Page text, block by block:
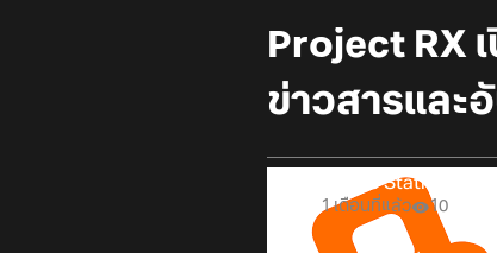
Project RX
ข่าวสารและ
Online Station
1 เดือนที่แล้ว 10